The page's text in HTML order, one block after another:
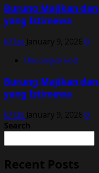
Burung Majikan
yang Istimewa
k71zv January 9, 2026 0
Uncategorized
Burung Majikan
yang Istimewa
k71zv January 9, 2026 0
Search
Recent Posts